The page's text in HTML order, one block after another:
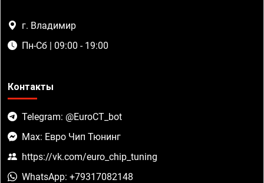
г. Владимир
Пн-Сб | 09:00 - 19:00
Контакты
Telegram: @EuroCT_bot
Max: Евро Чип Тюнинг
https://vk.com/euro_chip_tuning
WhatsApp: +79317082148